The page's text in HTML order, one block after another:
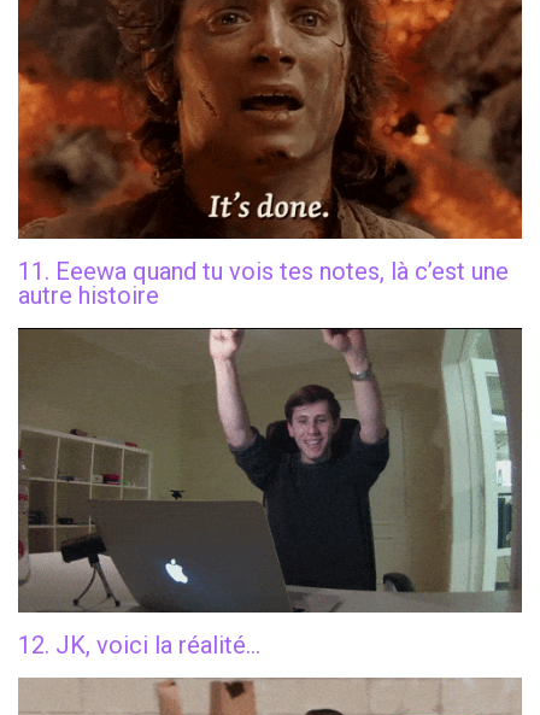
11. Eeewa quand tu vois tes notes, là c’est une
autre histoire
12. JK, voici la réalité…